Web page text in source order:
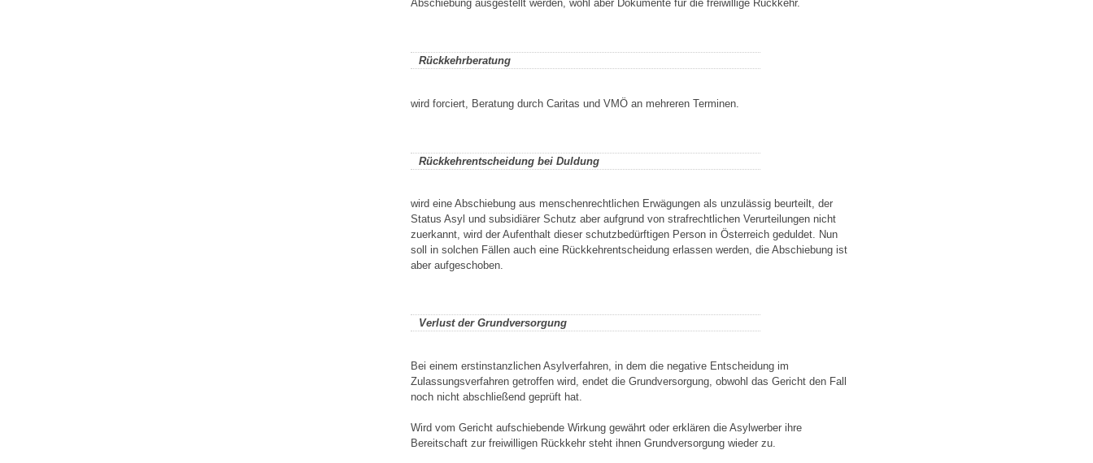
Abschiebung ausgestellt werden, wohl aber Dokumente für die freiwillige Rückkehr.
Rückkehrberatung
wird forciert, Beratung durch Caritas und VMÖ an mehreren Terminen.
Rückkehrentscheidung bei Duldung
wird eine Abschiebung aus menschenrechtlichen Erwägungen als unzulässig beurteilt, der
Status Asyl und subsidiärer Schutz aber aufgrund von strafrechtlichen Verurteilungen nicht
zuerkannt, wird der Aufenthalt dieser schutzbedürftigen Person in Österreich geduldet. Nun
soll in solchen Fällen auch eine Rückkehrentscheidung erlassen werden, die Abschiebung ist
aber aufgeschoben.
Verlust der Grundversorgung
Bei einem erstinstanzlichen Asylverfahren, in dem die negative Entscheidung im
Zulassungsverfahren getroffen wird, endet die Grundversorgung, obwohl das Gericht den Fall
noch nicht abschließend geprüft hat.
Wird vom Gericht aufschiebende Wirkung gewährt oder erklären die Asylwerber ihre
Bereitschaft zur freiwilligen Rückkehr steht ihnen Grundversorgung wieder zu.